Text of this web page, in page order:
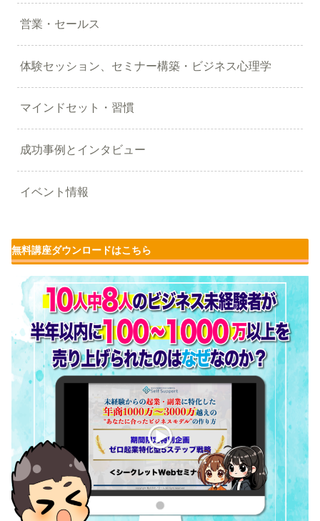
営業・セールス
体験セッション、セミナー構築・ビジネス心理学
マインドセット・習慣
成功事例とインタビュー
イベント情報
無料講座ダウンロードはこちら